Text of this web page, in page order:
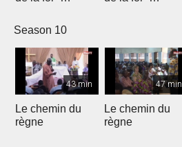
Season 10
43 min
Le chemin du
règne
47 min
Le chemin du
règne